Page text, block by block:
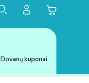
Dovanų kuponai